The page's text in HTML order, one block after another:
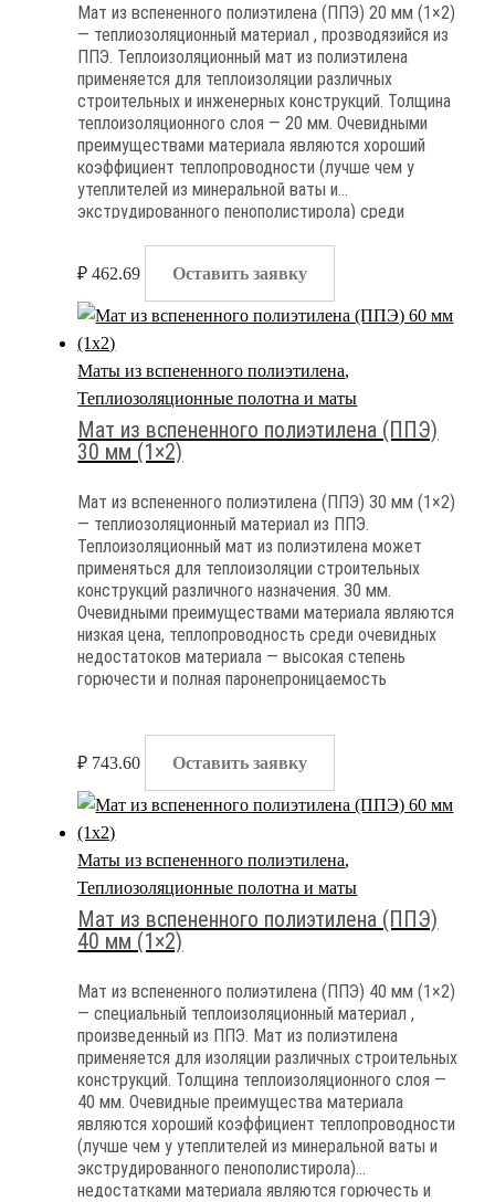
Мат из вспененного полиэтилена (ППЭ) 20 мм (1×2)
— теплиозоляционный материал , прозводязийся из
ППЭ. Теплоизоляционный мат из полиэтилена
применяется для теплоизоляции различных
строительных и инженерных конструкций. Толщина
теплоизоляционного слоя — 20 мм. Очевидными
преимуществами материала являются хороший
коэффициент теплопроводности (лучше чем у
утеплителей из минеральной ваты и
экструдированного пенополистирола) среди
₽ 462.69 Оставить заявку
Маты из вспененного полиэтилена,
Теплиозоляционные полотна и маты
Мат из вспененного полиэтилена (ППЭ)
30 мм (1×2)
Мат из вспененного полиэтилена (ППЭ) 30 мм (1×2)
— теплиозоляционный материал из ППЭ.
Теплоизоляционный мат из полиэтилена может
применяться для теплоизоляции строительных
конструкций различного назначения. 30 мм.
Очевидными преимуществами материала являются
низкая цена, теплопроводность среди очевидных
недостатоков материала — высокая степень
горючести и полная паронепроницаемость
₽ 743.60 Оставить заявку
Маты из вспененного полиэтилена,
Теплиозоляционные полотна и маты
Мат из вспененного полиэтилена (ППЭ)
40 мм (1×2)
Мат из вспененного полиэтилена (ППЭ) 40 мм (1×2)
— специальный теплоизоляционный материал ,
произведенный из ППЭ. Мат из полиэтилена
применяется для изоляции различных строительных
конструкций. Толщина теплоизоляционного слоя —
40 мм. Очевидные преимущества материала
являются хороший коэффициент теплопроводности
(лучше чем у утеплителей из минеральной ваты и
экструдированного пенополистирола)
недостатками материала являются горючесть и